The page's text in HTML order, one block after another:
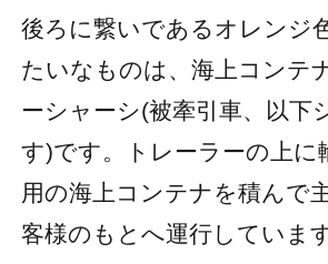
後ろに繋いであるオレンジ
たいなものは、海上コンテ
ーシャーシ(被牽引車、以下
す)です。トレーラーの上に
用の海上コンテナを積んで
客様のもとへ運行しています